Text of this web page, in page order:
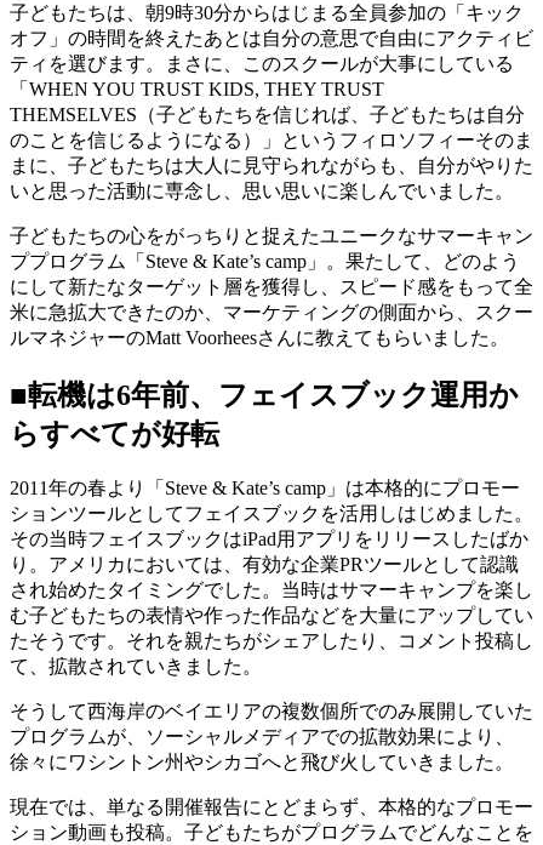
子どもたちは、朝9時30分からはじまる全員参加の「キック
オフ」の時間を終えたあとは自分の意思で自由にアクティビ
ティを選びます。まさに、このスクールが大事にしている
「WHEN YOU TRUST KIDS, THEY TRUST
THEMSELVES（子どもたちを信じれば、子どもたちは自分
のことを信じるようになる）」というフィロソフィーそのま
まに、子どもたちは大人に見守られながらも、自分がやりた
いと思った活動に専念し、思い思いに楽しんでいました。
子どもたちの心をがっちりと捉えたユニークなサマーキャン
ププログラム「Steve & Kate’s camp」。果たして、どのよう
にして新たなターゲット層を獲得し、スピード感をもって全
米に急拡大できたのか、マーケティングの側面から、スクー
ルマネジャーのMatt Voorheesさんに教えてもらいました。
■転機は6年前、フェイスブック運用か
らすべてが好転
2011年の春より「Steve & Kate’s camp」は本格的にプロモー
ションツールとしてフェイスブックを活用しはじめました。
その当時フェイスブックはiPad用アプリをリリースしたばか
り。アメリカにおいては、有効な企業PRツールとして認識
され始めたタイミングでした。当時はサマーキャンプを楽し
む子どもたちの表情や作った作品などを大量にアップしてい
たそうです。それを親たちがシェアしたり、コメント投稿し
て、拡散されていきました。
そうして西海岸のベイエリアの複数個所でのみ展開していた
プログラムが、ソーシャルメディアでの拡散効果により、
徐々にワシントン州やシカゴへと飛び火していきました。
現在では、単なる開催報告にとどまらず、本格的なプロモー
ション動画も投稿。子どもたちがプログラムでどんなことを